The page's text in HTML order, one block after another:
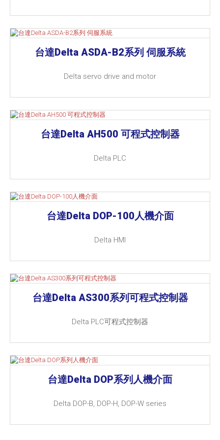
台達Delta ASDA-B2系列 伺服系統
Delta servo drive and motor
台達Delta AH500 可程式控制器
Delta PLC
台達Delta DOP-100人機介面
Delta HMI
台達Delta AS300系列可程式控制器
Delta PLC可程式控制器
台達Delta DOP系列人機介面
Delta DOP-B, DOP-H, DOP-W series